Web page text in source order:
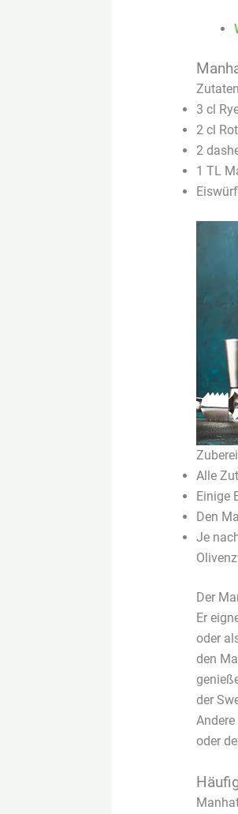
Zutaten
3 cl
2 cl
2
1 TL
Alle
Einige
Den
Je
Der
Er
oder
den
der
oder